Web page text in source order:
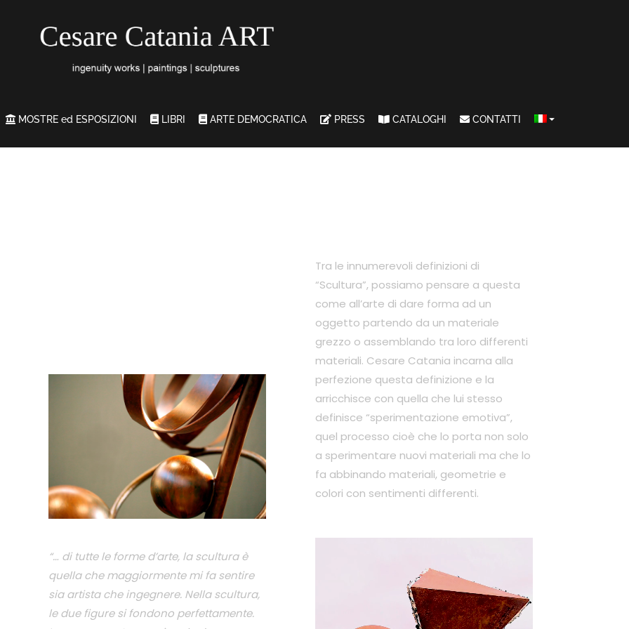
MOSTRE ed ESPOSIZIONI LIBRI ARTE DEMOCRATICA PRESS CATALOGHI CONTATTI
“… di tutte le forme d’arte, la scultura è
quella che maggiormente mi fa sentire
sia artista che ingegnere. Nella scultura,
le due figure si fondono perfettamente.
Tra le innumerevoli definizioni di
“Scultura”, possiamo pensare a questa
come all’arte di dare forma ad un
oggetto partendo da un materiale
grezzo o assemblando tra loro differenti
materiali. Cesare Catania incarna alla
perfezione questa definizione e la
arricchisce con quella che lui stesso
definisce “sperimentazione emotiva”,
quel processo cioè che lo porta non solo
a sperimentare nuovi materiali ma che lo
fa abbinando materiali, geometrie e
colori con sentimenti differenti.